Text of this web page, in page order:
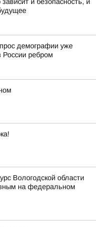
демографии уже
России ребром
Вологодской области
на федеральном